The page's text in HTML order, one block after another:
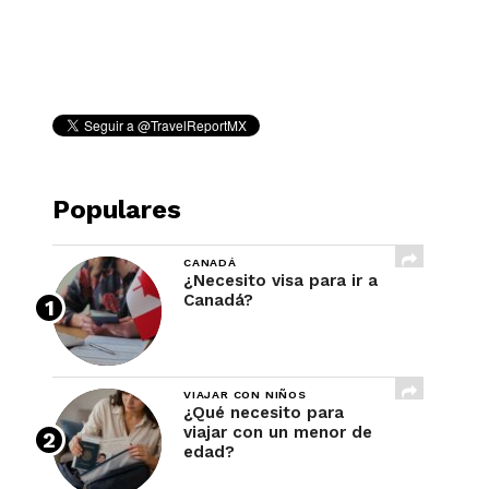
Populares
CANADÁ
¿Necesito visa para ir a
Canadá?
VIAJAR CON NIÑOS
¿Qué necesito para
viajar con un menor de
edad?